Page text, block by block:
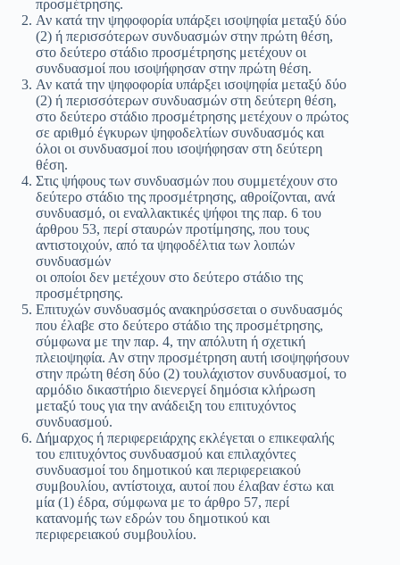
προσμέτρησης.
Αν κατά την ψηφοφορία υπάρξει ισοψηφία μεταξύ δύο
(2) ή περισσότερων συνδυασμών στην πρώτη θέση,
στο δεύτερο στάδιο προσμέτρησης μετέχουν οι
συνδυασμοί που ισοψήφησαν στην πρώτη θέση.
Αν κατά την ψηφοφορία υπάρξει ισοψηφία μεταξύ δύο
(2) ή περισσότερων συνδυασμών στη δεύτερη θέση,
στο δεύτερο στάδιο προσμέτρησης μετέχουν ο πρώτος
σε αριθμό έγκυρων ψηφοδελτίων συνδυασμός και
όλοι οι συνδυασμοί που ισοψήφησαν στη δεύτερη
θέση.
Στις ψήφους των συνδυασμών που συμμετέχουν στο
δεύτερο στάδιο της προσμέτρησης, αθροίζονται, ανά
συνδυασμό, οι εναλλακτικές ψήφοι της παρ. 6 του
άρθρου 53, περί σταυρών προτίμησης, που τους
αντιστοιχούν, από τα ψηφοδέλτια των λοιπών
συνδυασμών
οι οποίοι δεν μετέχουν στο δεύτερο στάδιο της
προσμέτρησης.
Επιτυχών συνδυασμός ανακηρύσσεται ο συνδυασμός
που έλαβε στο δεύτερο στάδιο της προσμέτρησης,
σύμφωνα με την παρ. 4, την απόλυτη ή σχετική
πλειοψηφία. Αν στην προσμέτρηση αυτή ισοψηφήσουν
στην πρώτη θέση δύο (2) τουλάχιστον συνδυασμοί, το
αρμόδιο δικαστήριο διενεργεί δημόσια κλήρωση
μεταξύ τους για την ανάδειξη του επιτυχόντος
συνδυασμού.
Δήμαρχος ή περιφερειάρχης εκλέγεται ο επικεφαλής
του επιτυχόντος συνδυασμού και επιλαχόντες
συνδυασμοί του δημοτικού και περιφερειακού
συμβουλίου, αντίστοιχα, αυτοί που έλαβαν έστω και
μία (1) έδρα, σύμφωνα με το άρθρο 57, περί
κατανομής των εδρών του δημοτικού και
περιφερειακού συμβουλίου.